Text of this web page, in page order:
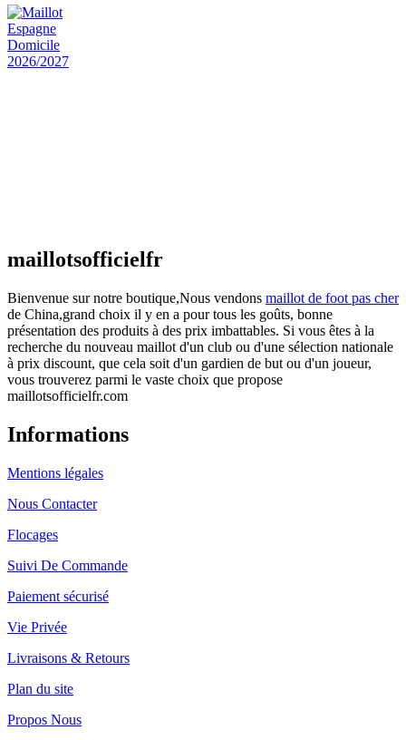
maillotsofficielfr
Bienvenue sur notre boutique,Nous vendons maillot de foot pas cher
de China,grand choix il y en a pour tous les goûts, bonne
présentation des produits à des prix imbattables. Si vous êtes à la
recherche du nouveau maillot d'un club ou d'une sélection nationale
à prix discount, que cela soit d'un gardien de but ou d'un joueur,
vous trouverez parmi le vaste choix que propose
maillotsofficielfr.com
Informations
Mentions légales
Nous Contacter
Flocages
Suivi De Commande
Paiement sécurisé
Vie Privée
Livraisons & Retours
Plan du site
Propos Nous